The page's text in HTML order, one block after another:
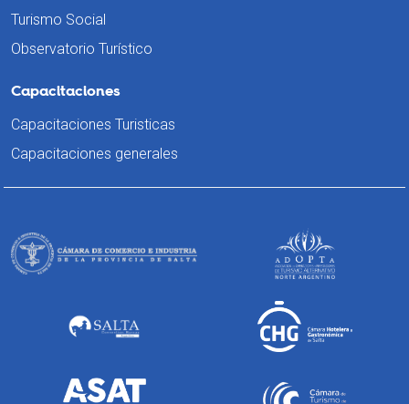
Turismo Social
Observatorio Turístico
Capacitaciones
Capacitaciones Turisticas
Capacitaciones generales